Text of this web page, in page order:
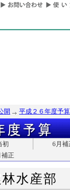
開 平成２６年度予算
初
6月補
補正
林水産部